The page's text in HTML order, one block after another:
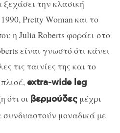
την κλασική
Pretty Woman και το
η Julia Roberts φοράει στο
είναι γνωστό ότι κάνει
τις ταινίες της και το
extra-wide leg
ότι οι βερμούδες μέχρι
μοναδικά με